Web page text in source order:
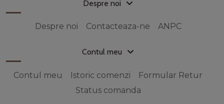
Despre noi
Despre noi Contacteaza-ne ANPC
Contul meu
Contul meu Istoric comenzi
Formular Retur
Status comanda